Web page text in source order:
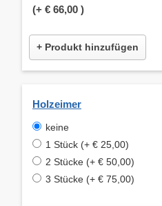
(+ € 66,00 )
+ Produkt hinzufügen
Holzeimer
keine
1 Stück (+ € 25,00)
2 Stücke (+ € 50,00)
3 Stücke (+ € 75,00)